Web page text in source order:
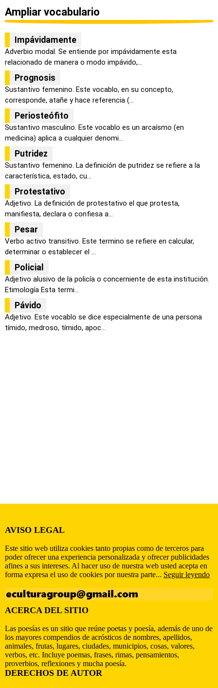
Ampliar vocabulario
Impávidamente
Adverbio modal. Se entiende por impávidamente esta
relacionado de manera o modo impávido,...
Prognosis
Sustantivo femenino. Este vocablo, en su concepto,
corresponde, atañe y hace referencia (...
Periosteófito
Sustantivo masculino. Este vocablo es un arcaísmo (en
medicina) aplica a cualquier denomi...
Putridez
Sustantivo femenino. La definición de putridez se refiere a la
característica, estado, cu...
Protestativo
Adjetivo. La definición de protestativo el que protesta,
manifiesta, declara o confiesa a...
Pesar
Verbo activo transitivo. Este termino se refiere en calcular,
determinar o establecer el ...
Policial
Adjetivo alusivo de la policía o concerniente de esta institución.
Etimología Esta termi...
Pávido
Adjetivo. Este vocablo se dice especialmente de una persona
tímido, medroso, tímido, apoc...
AVISO LEGAL
Este sitio web utiliza cookies tanto propias como de terceros para
poder ofrecer una experiencia personalizada y ofrecer publicidades
afines a sus intereses. Al hacer uso de nuestra web usted acepta en
forma expresa el uso de cookies por nuestra parte... Seguir leyendo
ACERCA DEL SITIO
Las poesías es un sitio que reúne poetas y poesía, además de uno de
los mayores compendios de acrósticos de nombres, apellidos,
animales, frutas, lugares, ciudades, municipios, cosas, valores,
verbos, etc. Incluye poemas, frases, rimas, pensamientos,
proverbios, reflexiones y mucha poesía.
DERECHOS DE AUTOR